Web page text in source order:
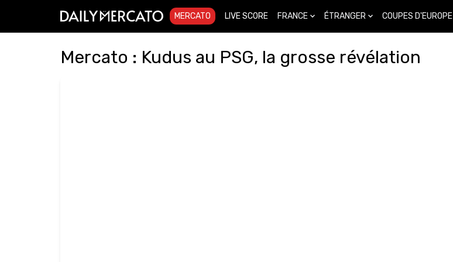
MERCATO LIVE SCORE FRANCE ÉTRANGER COUPES D'EUROPE
Mercato : Kudus au PSG, la grosse révélation